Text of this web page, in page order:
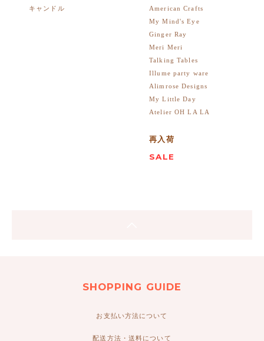
キャンドル
American Crafts
My Mind's Eye
Ginger Ray
Meri Meri
Talking Tables
Illume party ware
Alimrose Designs
My Little Day
Atelier OH LA LA
再入荷
SALE
SHOPPING GUIDE
お支払い方法について
配送方法・送料について